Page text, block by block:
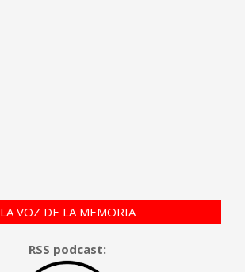
LA VOZ DE LA MEMORIA
RSS podcast: